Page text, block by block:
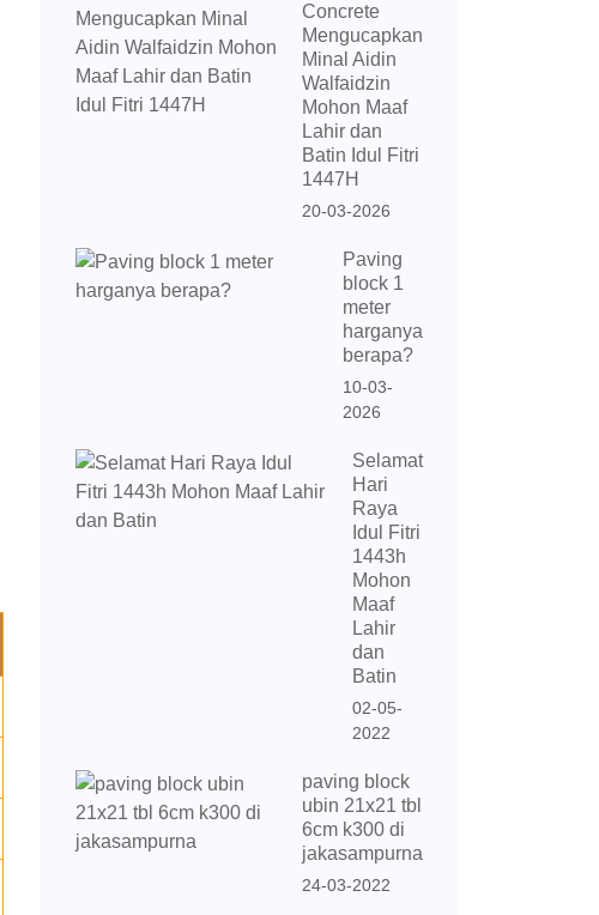
Concrete
Mengucapkan
Minal Aidin
Walfaidzin
Mohon Maaf
Lahir dan
Batin Idul Fitri
1447H
20-03-2026
Paving
block 1
meter
harganya
berapa?
10-03-
2026
Selamat
Hari
Raya
Idul Fitri
1443h
Mohon
Maaf
Lahir
dan
Batin
02-05-
2022
paving block
ubin 21x21 tbl
6cm k300 di
jakasampurna
24-03-2022